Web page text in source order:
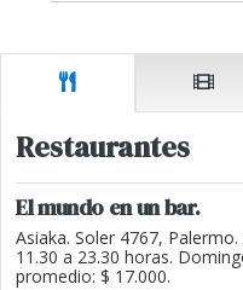
Restaurantes
El mundo en un bar.
Asiaka. Soler 4767,
11.30 a 23.30 horas.
promedio: $ 17.000.